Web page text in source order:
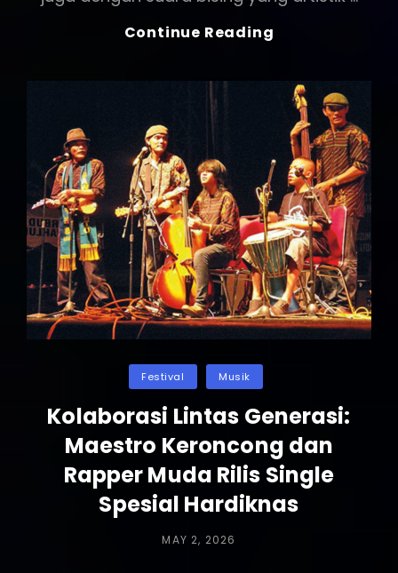
Continue Reading
Alat
Musik
Bambu
Di
Bandung
Jadi
Magnet
Wisatawan
Akhir
Pekan
Categories
Festival Musik
Kolaborasi Lintas Generasi:
Maestro Keroncong dan
Rapper Muda Rilis Single
Spesial Hardiknas
POSTED
MAY 2, 2026